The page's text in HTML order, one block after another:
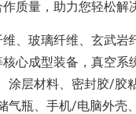
质量，助力您轻松解
、玻璃纤维、玄武岩
心成型装备，真空
涂层材料、密封胶/胶
气瓶、手机/电脑外壳